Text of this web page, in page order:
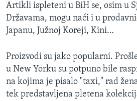
Artikli ispleteni u BiH se, osim u
Državama, mogu naći i u
Japanu, Južnoj Koreji, Kini…
Proizvodi su jako popularni.
u New Yorku su potpuno bile
na kojima je pisalo "taxi," rad
tek predstavljena pletena